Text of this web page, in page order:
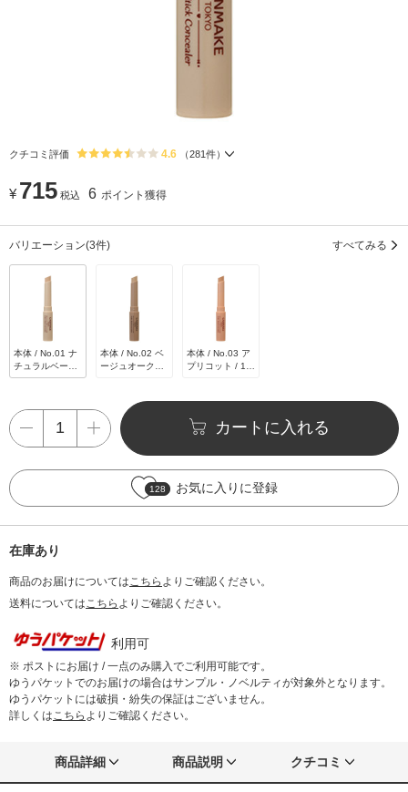
クチコミ評価 4.6 （281件）
¥ 715 税込 6 ポイント獲得
バリエーション(3件) すべてみる
本体 / No.01 ナ
チュラルベージ
ュ / 1.9g
本体 / No.02 ベ
ージュオークル
本体 / No.03 ア
プリコット / 1.9
カートに入れる
128 お気に入りに登録
在庫あり
商品のお届けについては こちら よりご確認ください。
送料については こちら よりご確認ください。
利用可
※ ポストにお届け / 一点のみ購入でご利用可能です。
ゆうパケットでのお届けの場合はサンプル・ノベルティが対象外となります。
ゆうパケットには破損・紛失の保証はございません。
詳しくは こちら よりご確認ください。
商品詳細 商品説明 クチコミ